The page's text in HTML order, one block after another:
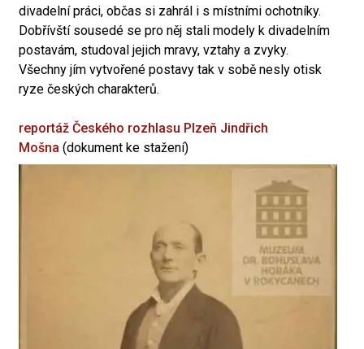
divadelní práci, občas si zahrál i s místními ochotníky.
Dobřívští sousedé se pro něj stali modely k divadelním
postavám, studoval jejich mravy, vztahy a zvyky.
Všechny jím vytvořené postavy tak v sobě nesly otisk
ryze českých charakterů.
reportáž Českého rozhlasu Plzeň Jindřich
Mošna (dokument ke stažení)